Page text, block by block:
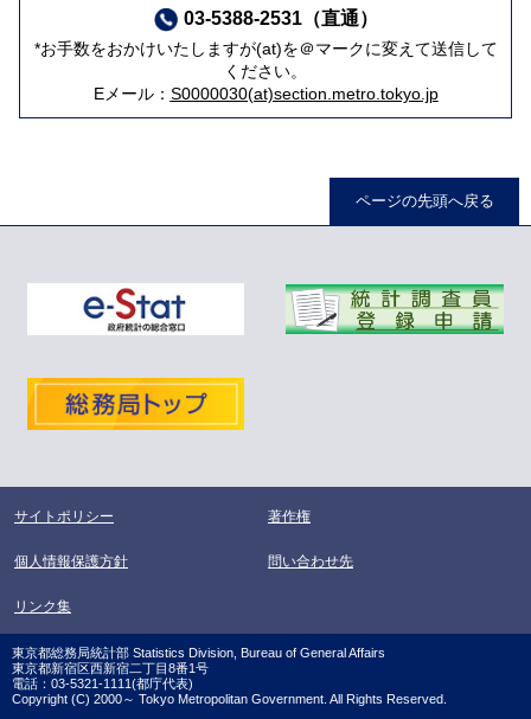
03-5388-2531（直通）
*お手数をおかけいたしますが(at)を＠マークに変えて送信して
ください。
Eメール： S0000030(at)section.metro.tokyo.jp
ページの先頭へ戻る
サイトポリシー 著作権
個人情報保護方針 問い合わせ先
リンク集
東京都総務局統計部 Statistics Division, Bureau of General Affairs
東京都新宿区西新宿二丁目8番1号
電話：03-5321-1111(都庁代表)
Copyright (C) 2000～ Tokyo Metropolitan Government. All Rights Reserved.